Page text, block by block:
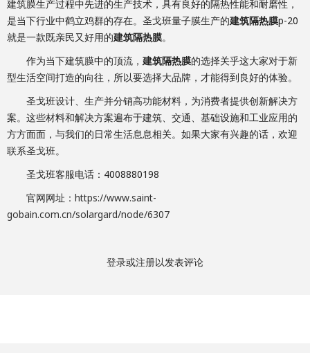
建筑膜生产过程中先进的生产技术，具有良好的隔热性能和耐磨性，
是当下行业中鹤立鸡群的存在。圣戈班量子膜生产的建筑隔热膜p-20
就是一款既亲民又好用的建筑隔热膜。
作为当下建筑膜中的顶流， 建筑隔热膜的选择关乎这大家对于新
型生活空间打造的向往，所以要选择大品牌，才能得到良好的体验。
圣戈班设计、生产并分销高功能材料，为消费者提供创新解决方
案。这些材料和解决方案遍布于建筑、交通、基础设施和工业应用的
方方面面，与我们的日常生活息息相关。如果大家有兴趣的话，欢迎
联系圣戈班。
圣戈班客服电话：4008880198
官网网址： https://www.saint-
gobain.com.cn/solargard/node/6307
登录或注册以发表评论